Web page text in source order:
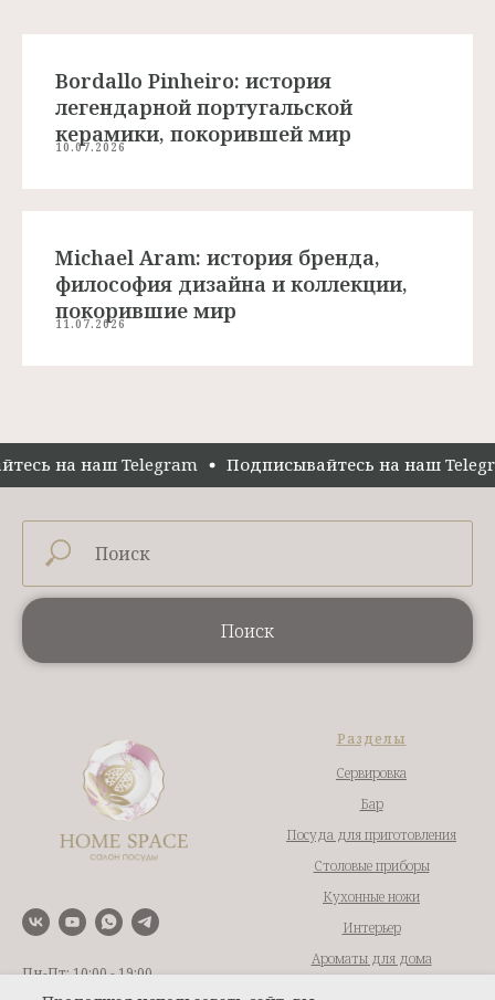
Bordallo Pinheiro: история
легендарной португальской
керамики, покорившей мир
10.07.2026
Michael Aram: история бренда,
философия дизайна и коллекции,
покорившие мир
11.07.2026
на наш Telegram Подписывайтесь на наш
Поиск
Пн-Пт: 10:00 - 19:00
Сб-Вс: 10:00 - 17:00
Разделы
Сервировка
Бар
Посуда для приготовления
Столовые приборы
Кухонные ножи
Интерьер
Ароматы для дома